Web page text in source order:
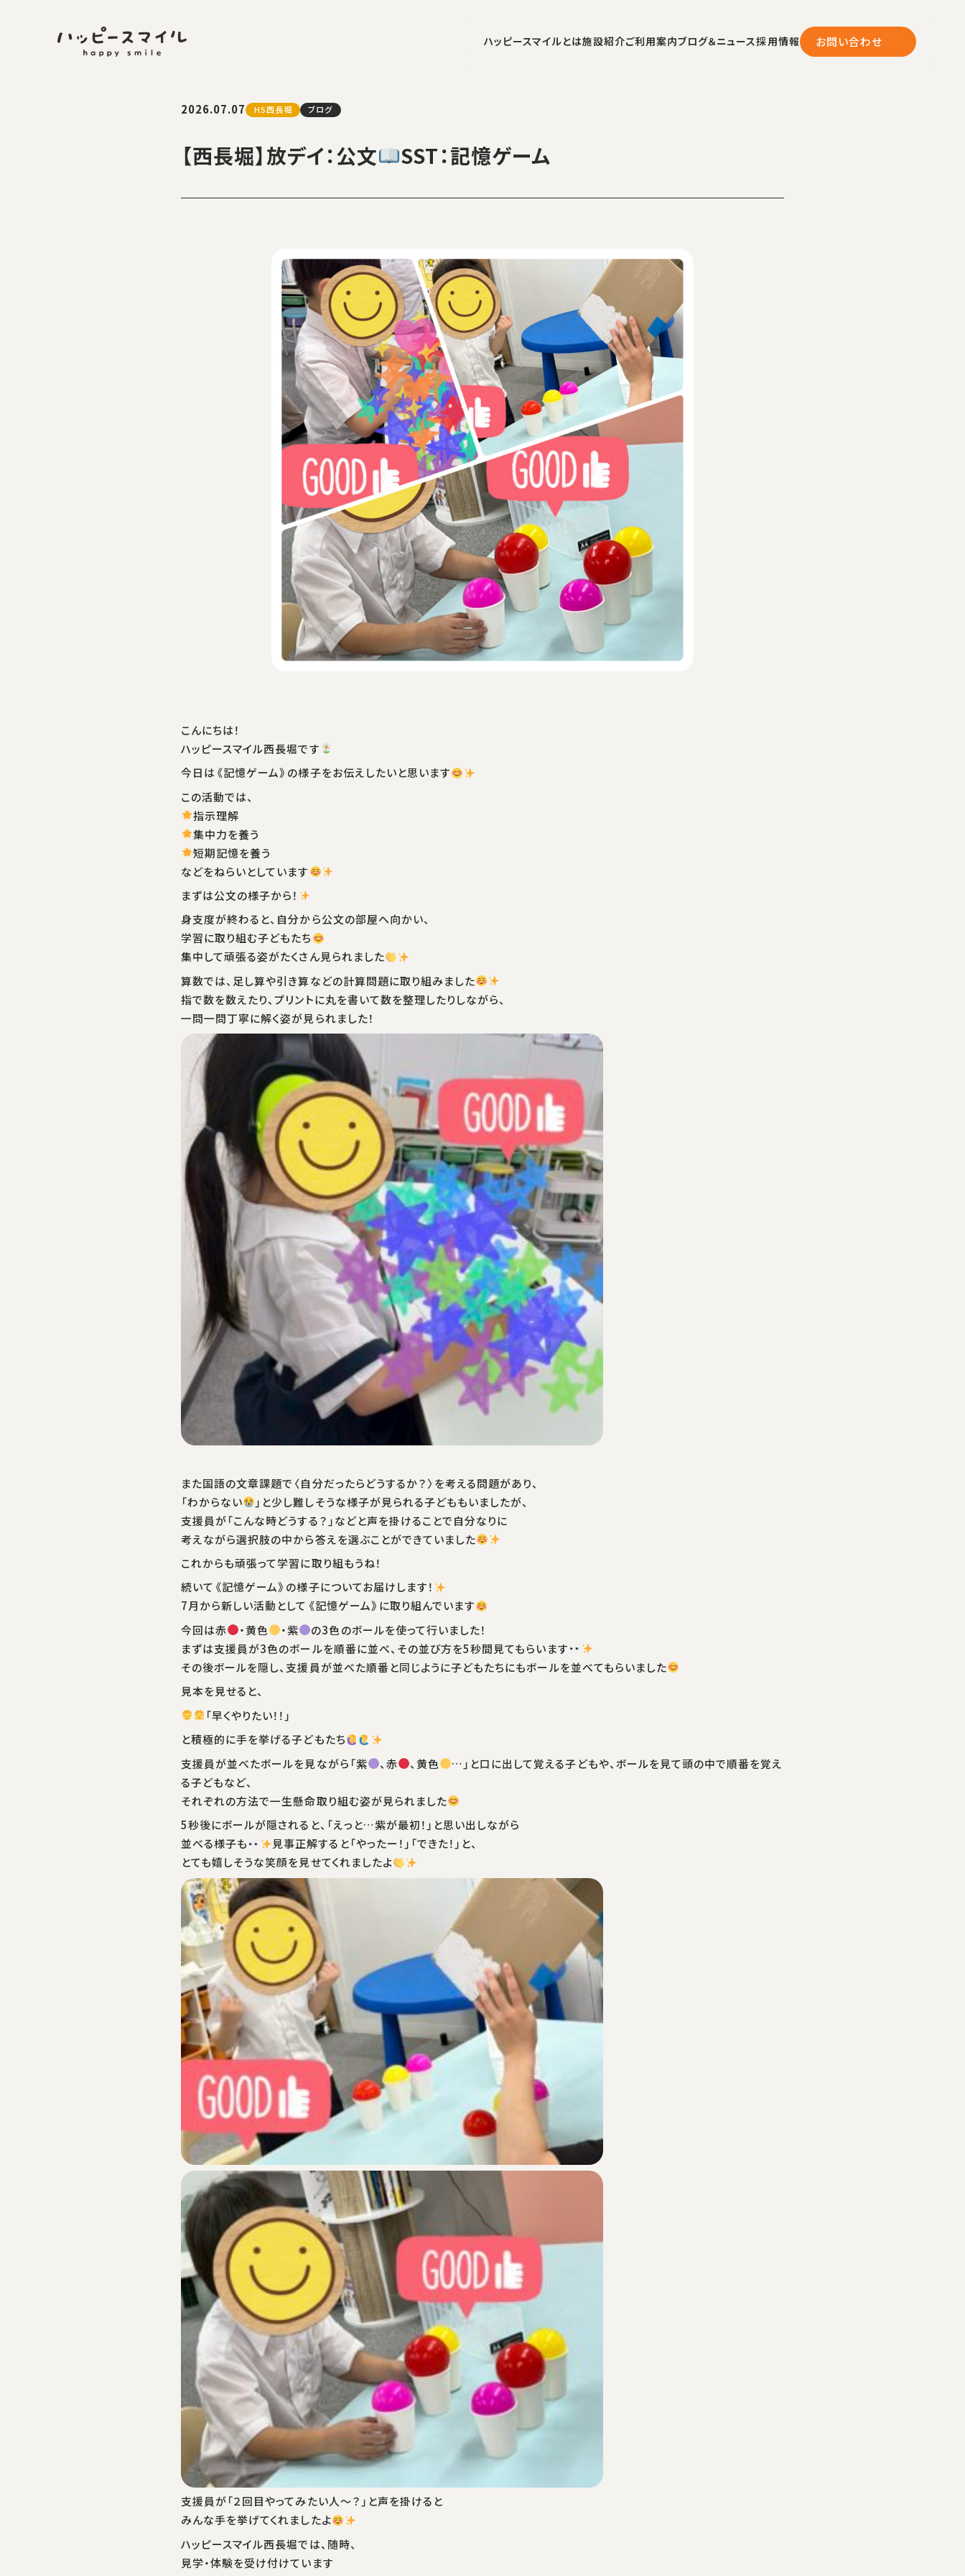
ハッピースマイルとは施設紹介ご利用案内ブログ＆ニュース採用情報 お問い合わせ
2026.07.07 HS西長堀 ブログ
【西長堀】放デイ：公文 SST：記憶ゲーム
こんにちは！
ハッピースマイル西長堀です
今日は《記憶ゲーム》の様子をお伝えしたいと思います
この活動では、
指示理解
集中力を養う
短期記憶を養う
などをねらいとしています
まずは公文の様子から！
身支度が終わると、自分から公文の部屋へ向かい、
学習に取り組む子どもたち
集中して頑張る姿がたくさん見られました
算数では、足し算や引き算などの計算問題に取り組みました
指で数を数えたり、プリントに丸を書いて数を整理したりしながら、
一問一問丁寧に解く姿が見られました！
また国語の文章課題で〈自分だったらどうするか？〉を考える問題があり、
「わからない
」と少し難しそうな様子が見られる子どももいましたが、
支援員が「こんな時どうする？」などと声を掛けることで自分なりに
考えながら選択肢の中から答えを選ぶことができていました
これからも頑張って学習に取り組もうね！
続いて《記憶ゲーム》の様子についてお届けします！
7月から新しい活動として《記憶ゲーム》に取り組んでいます
今回は赤 ・黄色 ・紫
の3色のボールを使って行いました！
まずは支援員が3色のボールを順番に並べ、その並び方を5秒間見てもらいます
その後ボールを隠し、支援員が並べた順番と同じように子どもたちにもボールを並べてもらいました
見本を見せると、
「早くやりたい！！」
と積極的に手を挙げる子どもたち
支援員が並べたボールを見ながら「紫 、赤 、黄色
…」と口に出して覚える子どもや、ボールを見て頭の中で順番を覚え
る子どもなど、
それぞれの方法で一生懸命取り組む姿が見られました
5秒後にボールが隠されると、「えっと…紫が最初！」と思い出しながら
並べる様子も
見事正解すると「やったー！」「できた！」と、
とても嬉しそうな笑顔を見せてくれましたよ
支援員が「２回目やってみたい人〜？」と声を掛けると
みんな手を挙げてくれましたよ
ハッピースマイル西長堀では、随時、
見学・体験を受け付けています